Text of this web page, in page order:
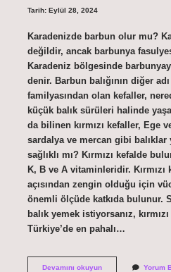
Tarih: Eylül 28, 2024
Karadenizde barbun olur mu?
değildir, ancak barbunya
Karadeniz bölgesinde
denir. Barbun balığının diğer
familyasından olan kefaller,
küçük balık sürüleri halinde
da bilinen kırmızı kefaller, Ege
sardalya ve mercan gibi balıklar
sağlıklı mı? Kırmızı kefalde
K, B ve A vitaminleridir. Kırmızı
açısından zengin olduğu için
önemli ölçüde katkıda bulunur.
balık yemek istiyorsanız,
Türkiye’de en pahalı…
Devamını okuyunBarbun
Yorum